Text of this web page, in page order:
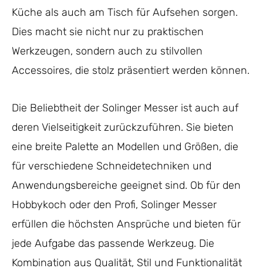
Küche als auch am Tisch für Aufsehen sorgen.
Dies macht sie nicht nur zu praktischen
Werkzeugen, sondern auch zu stilvollen
Accessoires, die stolz präsentiert werden können.
Die Beliebtheit der Solinger Messer ist auch auf
deren Vielseitigkeit zurückzuführen. Sie bieten
eine breite Palette an Modellen und Größen, die
für verschiedene Schneidetechniken und
Anwendungsbereiche geeignet sind. Ob für den
Hobbykoch oder den Profi, Solinger Messer
erfüllen die höchsten Ansprüche und bieten für
jede Aufgabe das passende Werkzeug. Die
Kombination aus Qualität, Stil und Funktionalität